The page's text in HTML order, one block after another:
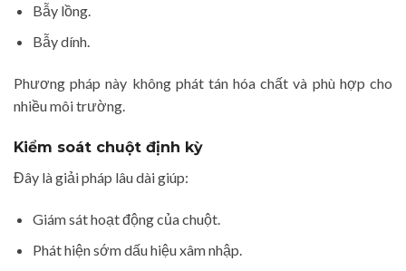
Bẫy lồng.
Bẫy dính.
Phương pháp này không phát tán hóa chất và phù hợp cho
nhiều môi trường.
Kiểm soát chuột định kỳ
Đây là giải pháp lâu dài giúp:
Giám sát hoạt động của chuột.
Phát hiện sớm dấu hiệu xâm nhập.